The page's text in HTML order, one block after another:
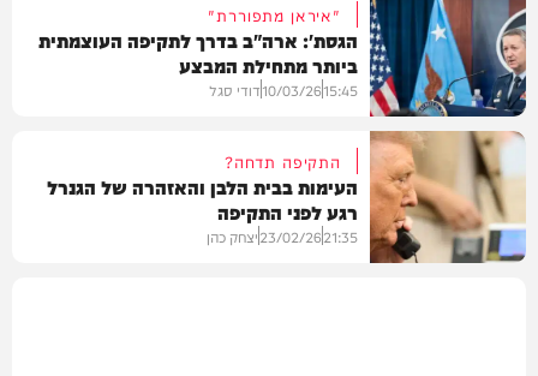
חדשות
חדשות
"איראן מתפוררת"
הגסת': ארה"ב בדרך לתקיפה העוצמתית
ביותר מתחילת המבצע
15:45
10/03/26דודי סגל
התקיפה תדחה?
העימות בבית הלבן והאזהרה של הגנרל
רגע לפני התקיפה
21:35
23/02/26יצחק כהן